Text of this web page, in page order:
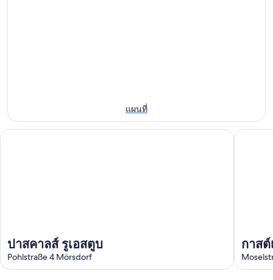
ส.ค.
14
ส.ค.
แผนที่
ปาสคาลส์ รูเอสตูบ
Pohlstraße 4 Mörsdorf
ปาสคาลส์ รูเอสตูบ
กาส
กาสต์เฮ